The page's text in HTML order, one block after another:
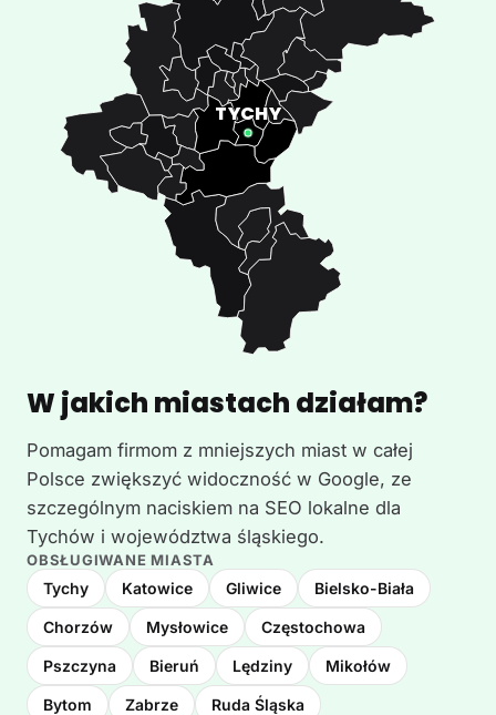
W jakich miastach działam?
Pomagam firmom z mniejszych miast w całej
Polsce zwiększyć widoczność w Google, ze
szczególnym naciskiem na SEO lokalne dla
Tychów i województwa śląskiego.
OBSŁUGIWANE MIASTA
Tychy Katowice Gliwice Bielsko-Biała
Chorzów Mysłowice Częstochowa
Pszczyna Bieruń Lędziny Mikołów
Bytom Zabrze Ruda Śląska